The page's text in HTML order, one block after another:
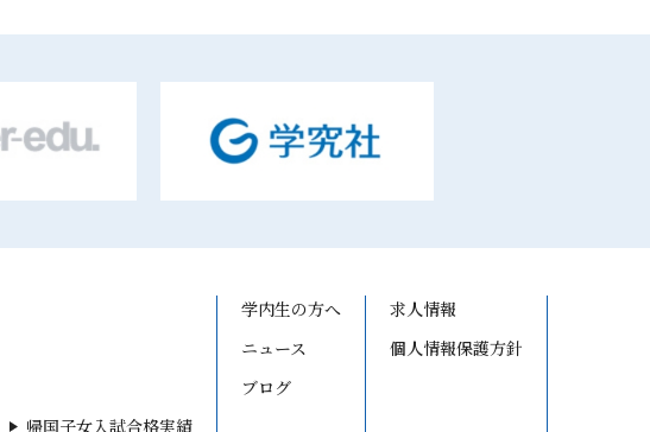
帰国子女入試合格実績
学内生の方へ
ニュース
ブログ
求人情報
個人情報保護方針